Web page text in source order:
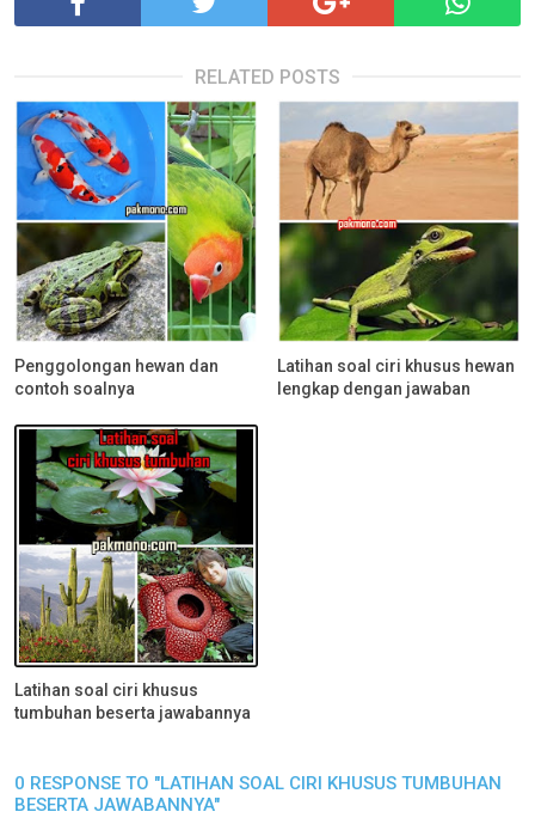
RELATED POSTS
Penggolongan hewan dan
contoh soalnya
Latihan soal ciri khusus hewan
lengkap dengan jawaban
Latihan soal ciri khusus
tumbuhan beserta jawabannya
0 RESPONSE TO "LATIHAN SOAL CIRI KHUSUS TUMBUHAN
BESERTA JAWABANNYA"